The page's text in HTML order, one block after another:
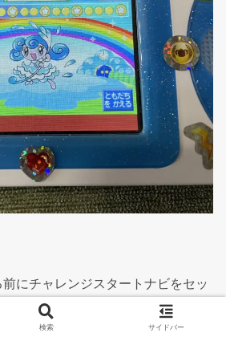
にチャレンジスタートナビをセッ
（チャレンジのキャラクター）の励
検索 サイドバー